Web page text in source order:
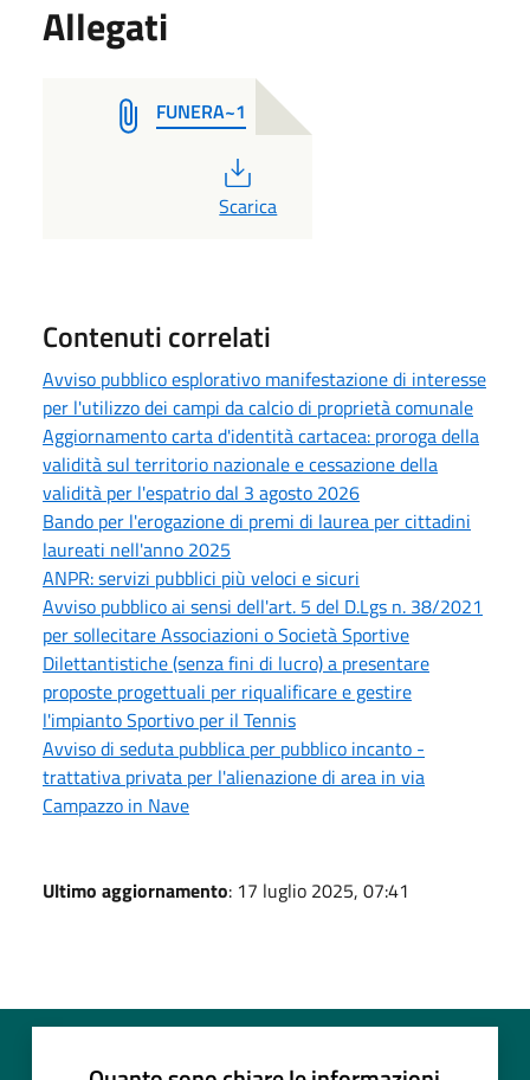
Allegati
FUNERA~1
PDF
Scarica
Contenuti correlati
Avviso pubblico esplorativo manifestazione di interesse
per l'utilizzo dei campi da calcio di proprietà comunale
Aggiornamento carta d'identità cartacea: proroga della
validità sul territorio nazionale e cessazione della
validità per l'espatrio dal 3 agosto 2026
Bando per l'erogazione di premi di laurea per cittadini
laureati nell'anno 2025
ANPR: servizi pubblici più veloci e sicuri
Avviso pubblico ai sensi dell'art. 5 del D.Lgs n. 38/2021
per sollecitare Associazioni o Società Sportive
Dilettantistiche (senza fini di lucro) a presentare
proposte progettuali per riqualificare e gestire
l'impianto Sportivo per il Tennis
Avviso di seduta pubblica per pubblico incanto -
trattativa privata per l'alienazione di area in via
Campazzo in Nave
Ultimo aggiornamento: 17 luglio 2025, 07:41